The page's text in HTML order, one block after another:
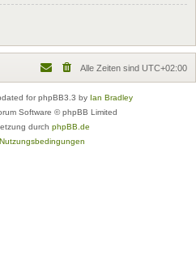
Alle Zeiten sind UTC+02:00
for phpBB3.3 by Ian Bradley
Software © phpBB Limited
durch phpBB.de
Nutzungsbedingungen